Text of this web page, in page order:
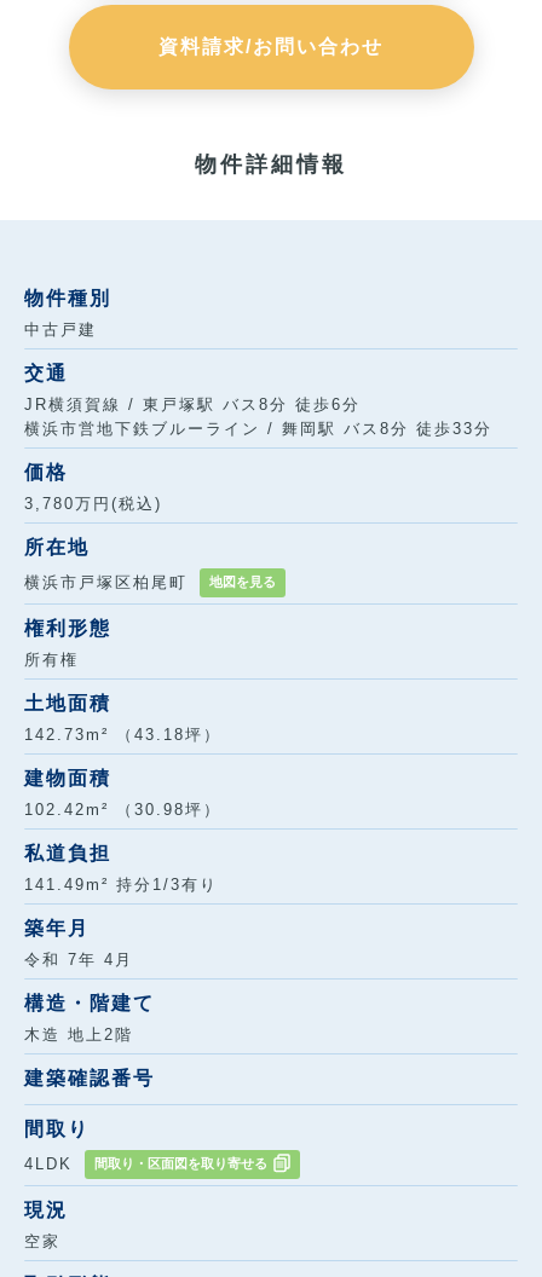
資料請求/お問い合わせ
物件詳細情報
物件種別
中古戸建
交通
JR横須賀線 / 東戸塚駅 バス8分 徒歩6分
横浜市営地下鉄ブルーライン / 舞岡駅 バス8分 徒歩33分
価格
3,780万円(税込)
所在地
横浜市戸塚区柏尾町 地図を見る
権利形態
所有権
土地面積
142.73m² （43.18坪）
建物面積
102.42m² （30.98坪）
私道負担
141.49m² 持分1/3有り
築年月
令和 7年 4月
構造・階建て
木造 地上2階
建築確認番号
間取り
4LDK 間取り・区面図を取り寄せる
現況
空家